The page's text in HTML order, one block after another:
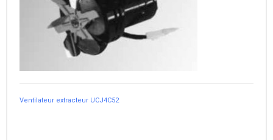
Ventilateur extracteur UCJ4C52